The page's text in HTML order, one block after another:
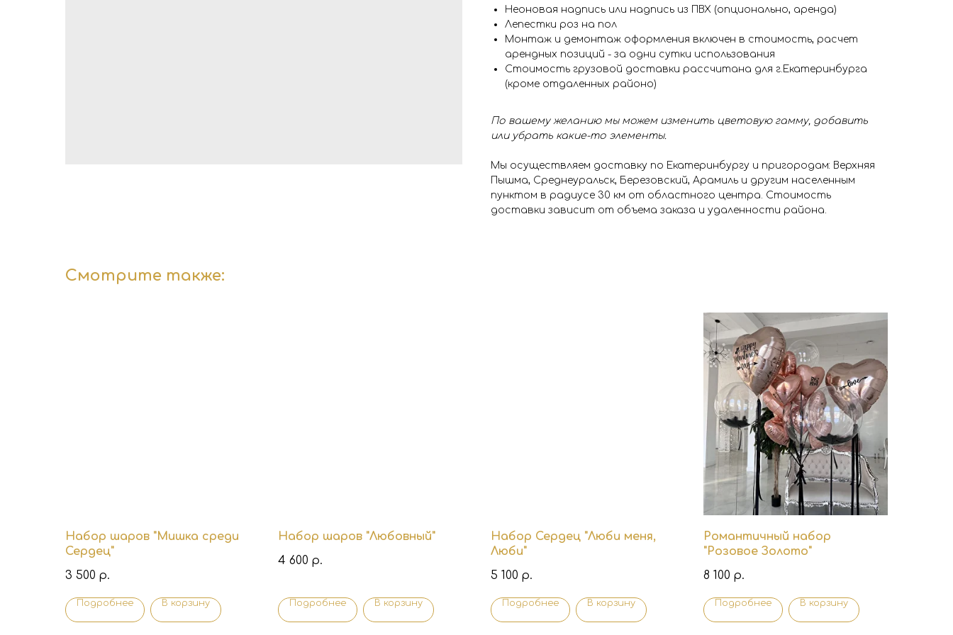
Неоновая надпись или надпись из ПВХ (опционально, аренда)
Лепестки роз на пол
Монтаж и демонтаж оформления включен в стоимость, расчет
арендных позиций - за одни сутки использования
Стоимость грузовой доставки рассчитана для г.Екатеринбурга
(кроме отдаленных районо)
По вашему желанию мы можем изменить цветовую гамму, добавить
или убрать какие-то элементы.
Мы осуществляем доставку по Екатеринбургу и пригородам: Верхняя
Пышма, Среднеуральск, Березовский, Арамиль и другим населенным
пунктом в радиусе 30 км от областного центра. Стоимость
доставки зависит от объема заказа и удаленности района.
Смотрите также:
Набор шаров "Мишка среди
Сердец"
3 500 р.
Подробнее В корзину
Набор шаров "Любовный"
4 600 р.
Подробнее В корзину
Набор Сердец "Люби меня,
Люби"
5 100 р.
Подробнее В корзину
Романтичный набор
"Розовое Золото"
8 100 р.
Подробнее В корзину